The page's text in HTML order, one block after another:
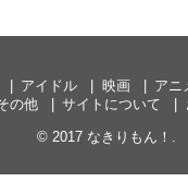
アイドル 映画 アニ
の他 サイトについて
© 2017 なきりもん！ .